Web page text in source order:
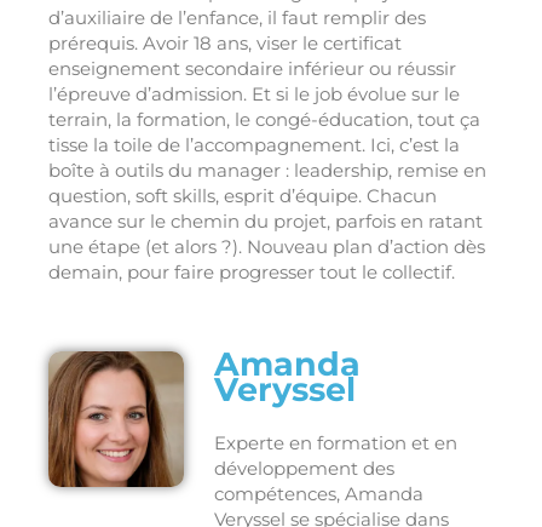
d’auxiliaire de l’enfance, il faut remplir des
prérequis. Avoir 18 ans, viser le certificat
enseignement secondaire inférieur ou réussir
l’épreuve d’admission. Et si le job évolue sur le
terrain, la formation, le congé-éducation, tout ça
tisse la toile de l’accompagnement. Ici, c’est la
boîte à outils du manager : leadership, remise en
question, soft skills, esprit d’équipe. Chacun
avance sur le chemin du projet, parfois en ratant
une étape (et alors ?). Nouveau plan d’action dès
demain, pour faire progresser tout le collectif.
Amanda
Veryssel
Experte en formation et en
développement des
compétences, Amanda
Veryssel se spécialise dans